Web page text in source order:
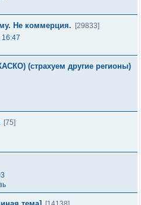
Не коммерция.
[29833]
16:47
(страхуем другие регионы)
[75]